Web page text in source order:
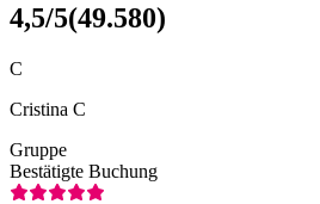
4,5/5(49.580)
C
Cristina C
Gruppe
Bestätigte Buchung